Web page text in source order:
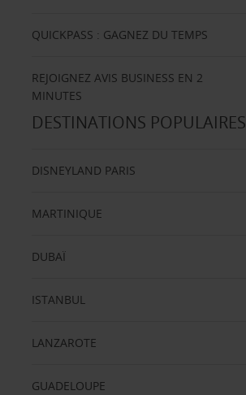
QUICKPASS : GAGNEZ DU TEMPS
REJOIGNEZ AVIS BUSINESS EN 2
MINUTES
DESTINATIONS POPULAIRES
DISNEYLAND PARIS
MARTINIQUE
DUBAÏ
ISTANBUL
LANZAROTE
GUADELOUPE